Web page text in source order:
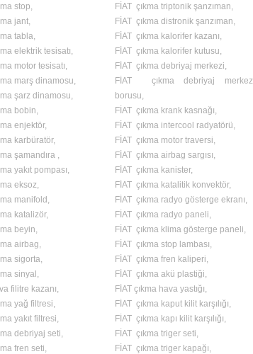
stop,
jant,
tabla,
elektrik tesisatı,
motor tesisatı,
marş dinamosu,
şarz dinamosu,
bobin,
enjektör,
karbüratör,
şamandıra ,
yakıt pompası,
eksoz,
manifold,
katalizör,
beyin,
airbag,
sigorta,
sinyal,
filitre kazanı,
yağ filtresi,
yakıt filtresi,
debriyaj seti,
fren seti,
FİAT çıkma triptonik şanzıman,
FİAT çıkma distronik şanzıman,
FİAT çıkma kalorifer kazanı,
FİAT çıkma kalorifer kutusu,
FİAT çıkma debriyaj merkezi,
FİAT çıkma debriyaj merkez
borusu,
FİAT çıkma krank kasnağı,
FİAT çıkma intercool radyatörü,
FİAT çıkma motor traversi,
FİAT çıkma airbag sargısı,
FİAT çıkma kanister,
FİAT çıkma katalitik konvektör,
FİAT çıkma radyo gösterge ekranı,
FİAT çıkma radyo paneli,
FİAT çıkma klima gösterge paneli,
FİAT çıkma stop lambası,
FİAT çıkma fren kaliperi,
FİAT çıkma akü plastiği,
FİAT çıkma hava yastığı,
FİAT çıkma kaput kilit karşılığı,
FİAT çıkma kapı kilit karşılığı,
FİAT çıkma triger seti,
FİAT çıkma triger kapağı,